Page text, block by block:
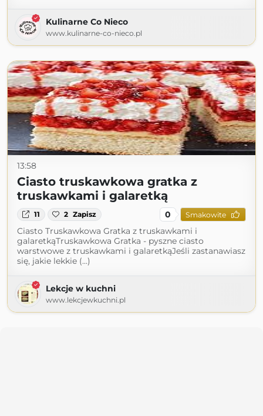
Kulinarne Co Nieco
www.kulinarne-co-nieco.pl
13:58
Ciasto truskawkowa gratka z
truskawkami i galaretką
11 2 Zapisz 0 Smakowite
Ciasto Truskawkowa Gratka z truskawkami i
galaretkąTruskawkowa Gratka - pyszne ciasto
warstwowe z truskawkami i galaretkąJeśli zastanawiasz
się, jakie lekkie (...)
Lekcje w kuchni
www.lekcjewkuchni.pl